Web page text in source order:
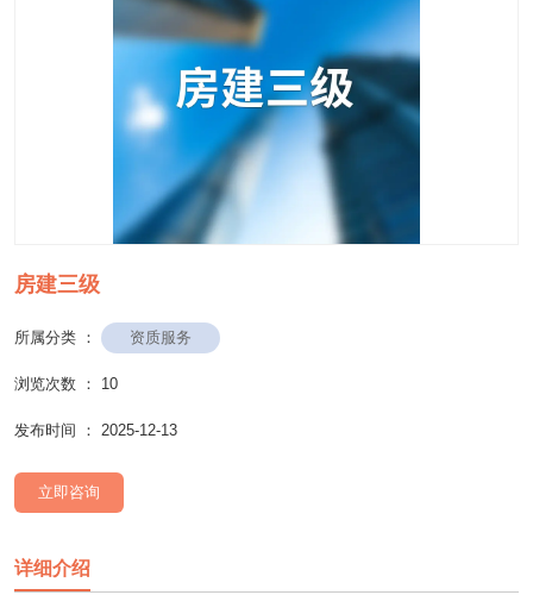
房建三级
所属分类 ： 资质服务
浏览次数 ： 10
发布时间 ： 2025-12-13
立即咨询
详细介绍